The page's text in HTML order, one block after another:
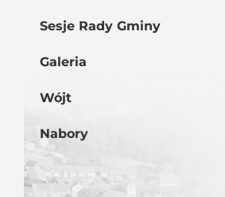
Sesje Rady Gminy
Galeria
Wójt
Nabory